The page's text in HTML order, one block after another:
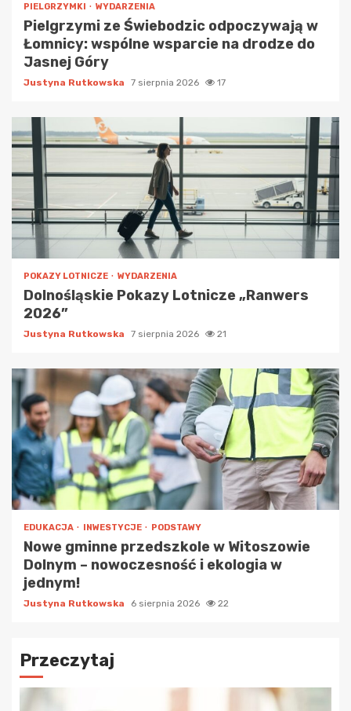
PIELGRZYMKI WYDARZENIA
Pielgrzymi ze Świebodzic odpoczywają w
Łomnicy: wspólne wsparcie na drodze do
Jasnej Góry
Justyna Rutkowska 7 sierpnia 2026 17
POKAZY LOTNICZE WYDARZENIA
Dolnośląskie Pokazy Lotnicze „Ranwers
2026”
Justyna Rutkowska 7 sierpnia 2026 21
EDUKACJA INWESTYCJE PODSTAWY
Nowe gminne przedszkole w Witoszowie
Dolnym – nowoczesność i ekologia w
jednym!
Justyna Rutkowska 6 sierpnia 2026 22
Przeczytaj